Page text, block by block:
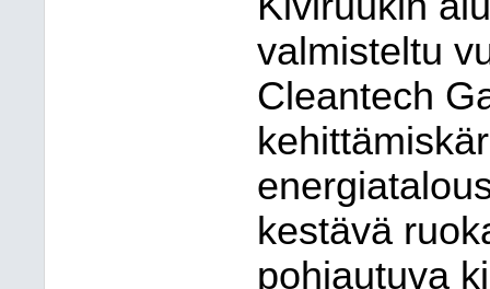
valmisteltu
Cleantech
kestävä
pohjautuva